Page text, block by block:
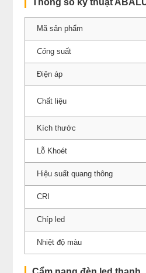
Mã sản phẩm
Công suất
Điện áp
Chất liệu
Kích thước
Lỗ Khoét
Hiệu suất quang thông
CRI
Chíp led
Nhiệt độ màu